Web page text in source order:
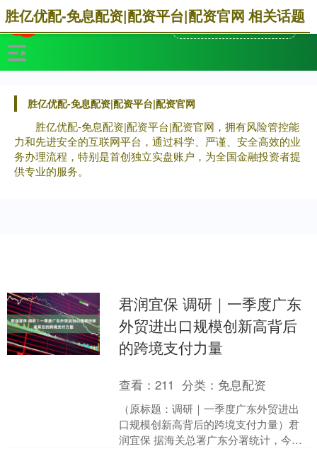
胜亿优配-免息配资|配资平台|配资官网
胜亿优配-免息配资|配资平台|配资官网，拥有风险管控能
力和先进安全的互联网平台，通过科学、严谨、安全高效的业
务办理流程，特别是首创独立实盘账户，为全国金融投资者提
供专业的服务。
胜亿优配-免息配资|配资平台|配资官网 相关话题
君润宜保 调研｜一季度广东
外贸进出口规模创新高背后
的跨境支付力量
查看：211 分类： 免息配资
（原标题：调研｜一季度广东外贸进出
口规模创新高背后的跨境支付力量）君
润宜保 据海关总署广东分署统计，今年